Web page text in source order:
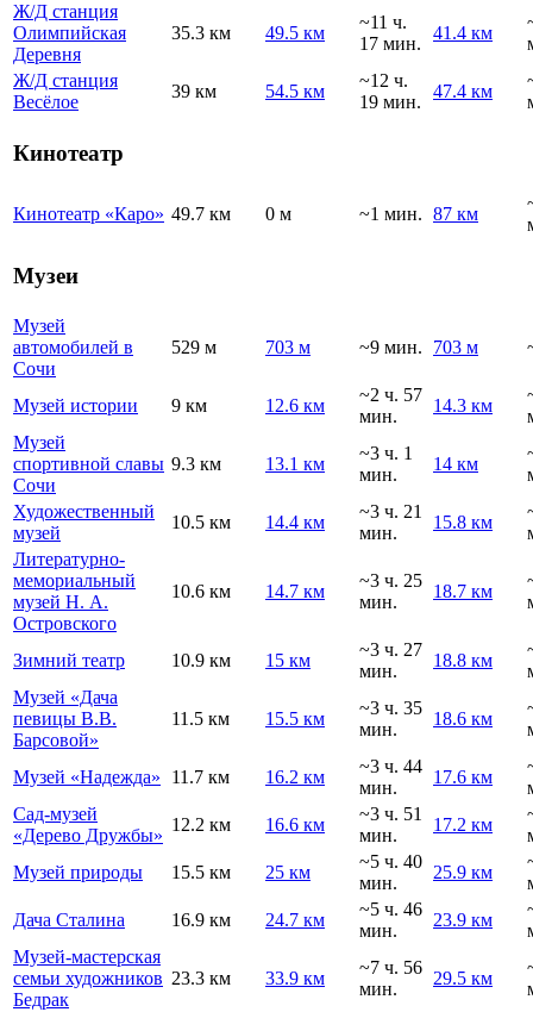
Ж/Д станция
Олимпийская
Деревня
35.3 км 49.5 км
~11 ч.
17 мин.
41.4 км
Ж/Д станция
Весёлое
39 км 54.5 км
~12 ч.
19 мин.
47.4 км
Кинотеатр
Кинотеатр «Каро» 49.7 км 0 м ~1 мин. 87 км
Музеи
Музей
автомобилей в
Сочи
529 м 703 м ~9 мин. 703 м
Музей истории 9 км 12.6 км
~2 ч. 57
мин.
14.3 км
Музей
спортивной славы
Сочи
9.3 км 13.1 км
~3 ч. 1
мин.
14 км
Художественный
музей
10.5 км 14.4 км
~3 ч. 21
мин.
15.8 км
Литературно-
мемориальный
музей Н. А.
Островского
10.6 км 14.7 км
~3 ч. 25
мин.
18.7 км
Зимний театр 10.9 км 15 км
~3 ч. 27
мин.
18.8 км
Музей «Дача
певицы В.В.
Барсовой»
11.5 км 15.5 км
~3 ч. 35
мин.
18.6 км
Музей «Надежда» 11.7 км 16.2 км
~3 ч. 44
мин.
17.6 км
Сад-музей
«Дерево Дружбы»
12.2 км 16.6 км
~3 ч. 51
мин.
17.2 км
Музей природы
15.5 км 25 км
~5 ч. 40
мин.
25.9 км
Дача Сталина
16.9 км 24.7 км
~5 ч. 46
мин.
23.9 км
Музей-мастерская
семьи художников
Бедрак
23.3 км 33.9 км
~7 ч. 56
мин.
29.5 км